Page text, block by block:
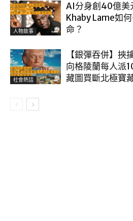
人物故事
AI分身創40億美
Khaby Lame如
命？
社會熱話
【銀彈吞併】挾
向格陵蘭每人派
藏圖買斷北極寶